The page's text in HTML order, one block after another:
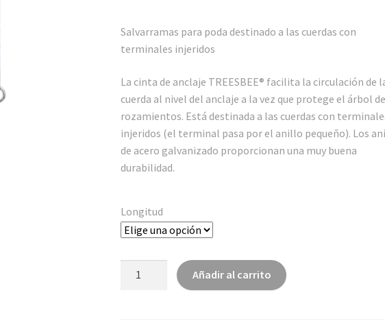
Salvarramas para poda destinado a las cuerdas con
terminales injeridos
La cinta de anclaje TREESBEE® facilita la circulación de
cuerda al nivel del anclaje a la vez que protege el árbol
rozamientos. Está destinada a las cuerdas con
injeridos (el terminal pasa por el anillo pequeño). Los
de acero galvanizado proporcionan una muy buena
durabilidad.
Longitud
Añadir al carrito